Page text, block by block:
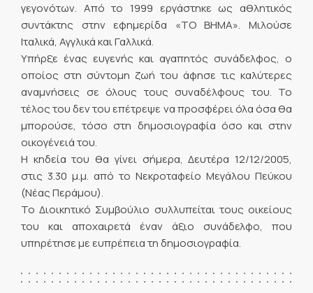
γεγονότων. Από το 1999 εργάστηκε ως αθλητικός
συντάκτης στην εφημερίδα «ΤΟ ΒΗΜΑ». Μιλούσε
Ιταλικά, Αγγλικά και Γαλλικά.
Υπήρξε ένας ευγενής και αγαπητός συνάδελφος, ο
οποίος στη σύντομη ζωή του άφησε τις καλύτερες
αναμνήσεις σε όλους τους συναδέλφους του. Το
τέλος του δεν του επέτρεψε να προσφέρει όλα όσα θα
μπορούσε, τόσο στη δημοσιογραφία όσο και στην
οικογένειά του.
Η κηδεία του θα γίνει σήμερα, Δευτέρα 12/12/2005,
στις 3.30 μ.μ. από το Νεκροταφείο Μεγάλου Πεύκου
(Νέας Περάμου).
Το Διοικητικό Συμβούλιο συλλυπείται τους οικείους
του και αποχαιρετά έναν άξιο συνάδελφο, που
υπηρέτησε με ευπρέπεια τη δημοσιογραφία.